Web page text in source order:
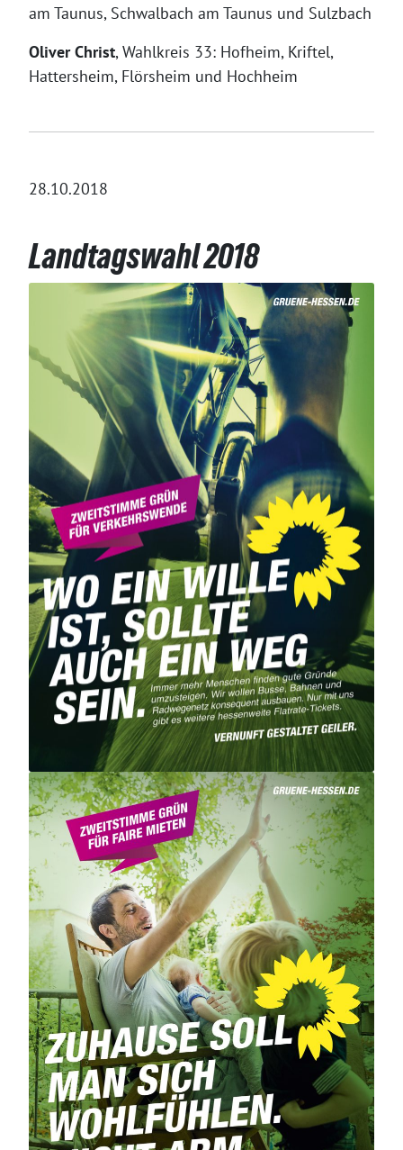
am Taunus, Schwalbach am Taunus und Sulzbach
Oliver Christ, Wahlkreis 33: Hofheim, Kriftel,
Hattersheim, Flörsheim und Hochheim
28.10.2018
Landtagswahl 2018